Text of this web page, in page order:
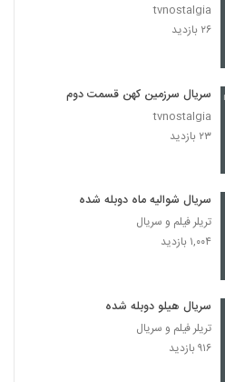
tvnostalgia
۲۶ بازدید
سریال سرزمین کهن قسمت دوم
tvnostalgia
۲۳ بازدید
سریال شوالیه ماه دوبله شده
تریلر فیلم و سریال
۱,۰۰۴ بازدید
سریال هیلو دوبله شده
تریلر فیلم و سریال
۹۱۶ بازدید